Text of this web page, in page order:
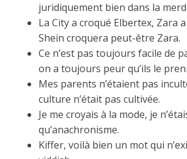
juridiquement bien dans la
La City a croqué Elbertex, Zara
Shein croquera peut-être Zara.
Ce n’est pas toujours facile de
on a toujours peur qu’ils le
Mes parents n’étaient pas
culture n’était pas cultivée.
Je me croyais à la mode, je
qu’anachronisme.
Kiffer, voilà bien un mot qui